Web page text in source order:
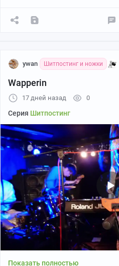
ywan Шитпостинг и ножки
Wapperin
17 дней назад 0
Серия Шитпостинг
Показать полностью